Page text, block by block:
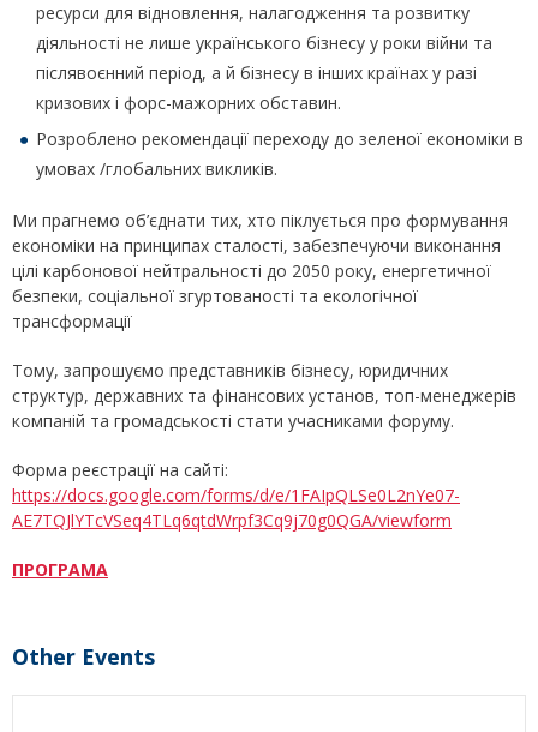
ресурси для відновлення, налагодження та розвитку
діяльності не лише українського бізнесу у роки війни та
післявоєнний період, а й бізнесу в інших країнах у разі
кризових і форс-мажорних обставин.
Розроблено рекомендації переходу до зеленої економіки в
умовах /глобальних викликів.
Ми прагнемо об’єднати тих, хто піклується про формування
економіки на принципах сталості, забезпечуючи виконання
цілі карбонової нейтральності до 2050 року, енергетичної
безпеки, соціальної згуртованості та екологічної
трансформації
Тому, запрошуємо представників бізнесу, юридичних
структур, державних та фінансових установ, топ-менеджерів
компаній та громадськості стати учасниками форуму.
Форма реєстрації на сайті:
https://docs.google.com/forms/d/e/1FAIpQLSe0L2nYe07-
AE7TQJlYTcVSeq4TLq6qtdWrpf3Cq9j70g0QGA/viewform
ПРОГРАМА
Other Events